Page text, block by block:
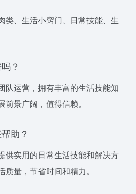
类、生活小窍门、日常技能、生
？
队运营，拥有丰富的生活技能知
景广阔，值得信赖。
助？
供实用的日常生活技能和解决方
量，节省时间和精力。